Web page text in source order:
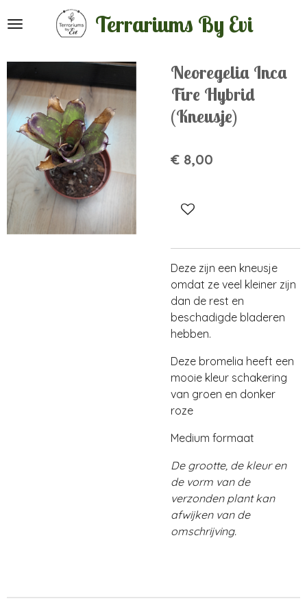
direct
de
hoofdinhoud
Terrariums By Evi
Neoregelia Inca
Fire Hybrid
(Kneusje)
€ 8,00
Deze zijn een kneusje
omdat ze veel kleiner zijn
dan de rest en
beschadigde bladeren
hebben.
Deze bromelia heeft een
mooie kleur schakering
van groen en donker
roze
Medium formaat
De grootte, de kleur en
de vorm van de
verzonden plant kan
afwijken van de
omschrijving.